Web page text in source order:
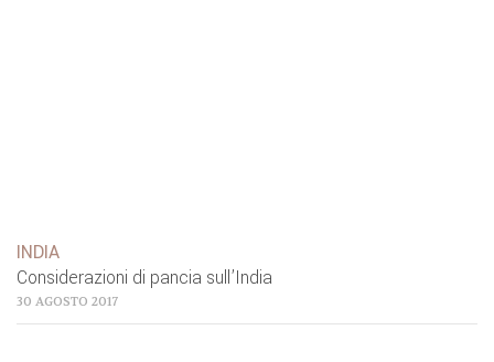
INDIA
Considerazioni di pancia sull’India
30 AGOSTO 2017